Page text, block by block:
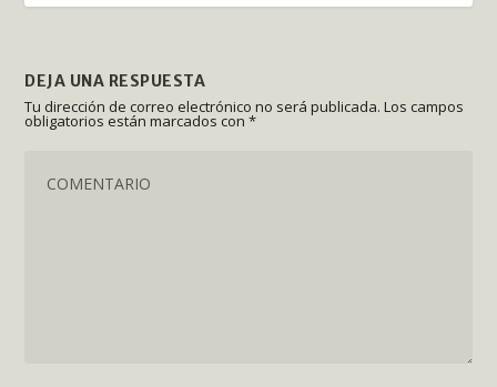
DEJA UNA RESPUESTA
Tu dirección de correo electrónico no será publicada. Los campos
obligatorios están marcados con*